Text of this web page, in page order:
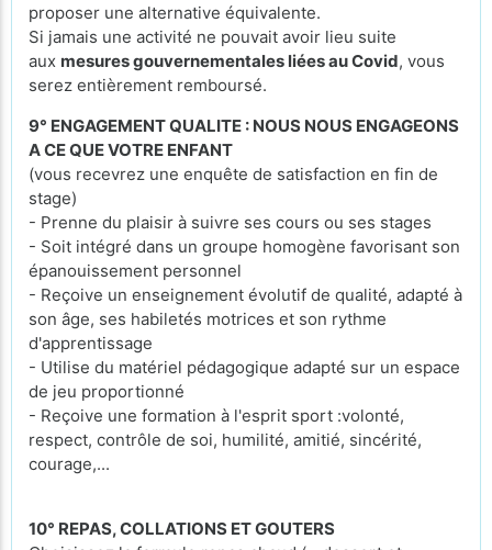
proposer une alternative équivalente.
Si jamais une activité ne pouvait avoir lieu suite
aux mesures gouvernementales liées au Covid, vous
serez entièrement remboursé.
9° ENGAGEMENT QUALITE : NOUS NOUS ENGAGEONS
A CE QUE VOTRE ENFANT
(vous recevrez une enquête de satisfaction en fin de
stage)
- Prenne du plaisir à suivre ses cours ou ses stages
- Soit intégré dans un groupe homogène favorisant son
épanouissement personnel
- Reçoive un enseignement évolutif de qualité, adapté à
son âge, ses habiletés motrices et son rythme
d'apprentissage
- Utilise du matériel pédagogique adapté sur un espace
de jeu proportionné
- Reçoive une formation à l'esprit sport :volonté,
respect, contrôle de soi, humilité, amitié, sincérité,
courage,...
10° REPAS, COLLATIONS ET GOUTERS